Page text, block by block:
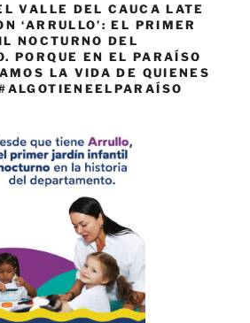
VALLE DEL CAUCA LATE
‘ARRULLO’: EL PRIMER
NOCTURNO DEL
PORQUE EN EL PARAÍSO
LA VIDA DE QUIENES